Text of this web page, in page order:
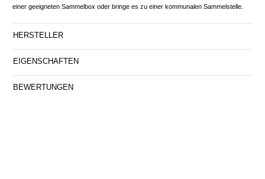
einer geeigneten Sammelbox oder bringe es zu einer kommunalen Sammelstelle.
HERSTELLER
EIGENSCHAFTEN
BEWERTUNGEN